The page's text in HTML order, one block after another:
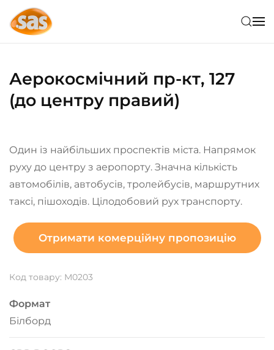
Skip to main content
Аерокосмічний пр-кт, 127
(до центру правий)
Один із найбільших проспектів міста. Напрямок
руху до центру з аеропорту. Значна кількість
автомобілів, автобусів, тролейбусів, маршрутних
таксі, пішоходів. Цілодобовий рух транспорту.
Отримати комерційну пропозицію
Код товару: М0203
Формат
Білборд